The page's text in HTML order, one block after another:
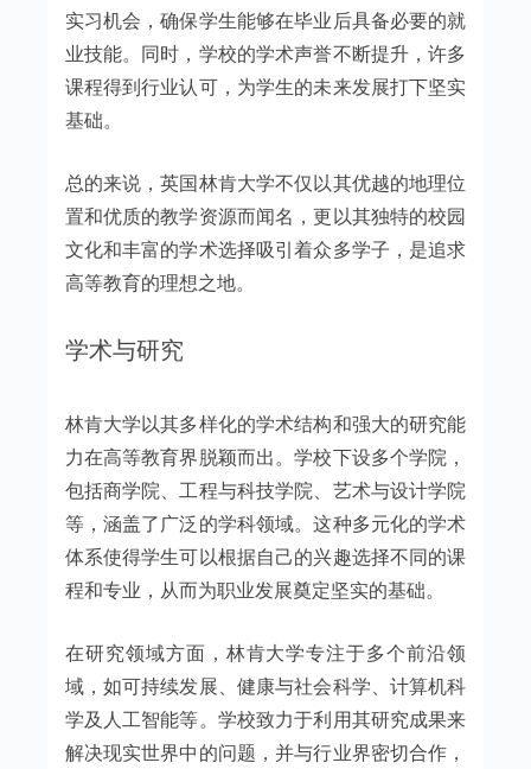
实习机会，确保学生能够在毕业后具备必要的就
业技能。同时，学校的学术声誉不断提升，许多
课程得到行业认可，为学生的未来发展打下坚实
基础。
总的来说，英国林肯大学不仅以其优越的地理位
置和优质的教学资源而闻名，更以其独特的校园
文化和丰富的学术选择吸引着众多学子，是追求
高等教育的理想之地。
学术与研究
林肯大学以其多样化的学术结构和强大的研究能
力在高等教育界脱颖而出。学校下设多个学院，
包括商学院、工程与科技学院、艺术与设计学院
等，涵盖了广泛的学科领域。这种多元化的学术
体系使得学生可以根据自己的兴趣选择不同的课
程和专业，从而为职业发展奠定坚实的基础。
在研究领域方面，林肯大学专注于多个前沿领
域，如可持续发展、健康与社会科学、计算机科
学及人工智能等。学校致力于利用其研究成果来
解决现实世界中的问题，并与行业界密切合作，